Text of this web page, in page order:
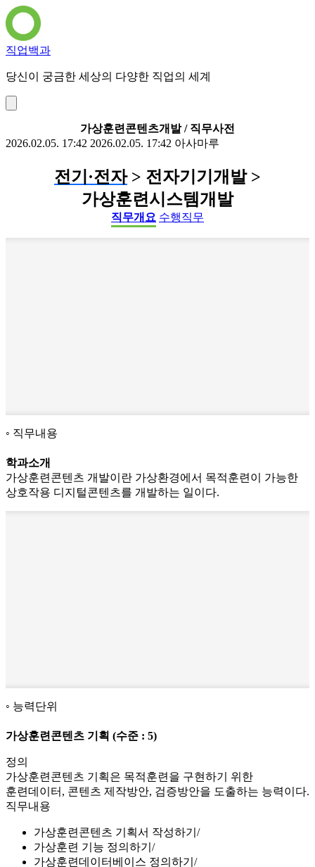
직업백과
당신이 궁금한 세상의 다양한 직업의 세계
가상훈련콘텐츠개발 / 직무사전
2026.02.05. 17:42 2026.02.05. 17:42 아사마루
전기·전자> 전자기기개발 >
가상훈련시스템개발
직무개요 수행직무
직무내용
학과소개
가상훈련콘텐츠 개발이란 가상환경에서 목적훈련이 가능한
상호작용 디지털콘텐츠를 개발하는 일이다.
능력단위
가상훈련콘텐츠 기획 (수준 : 5)
정의
가상훈련콘텐츠 기획은 목적훈련을 구현하기 위한
훈련데이터, 콘텐츠 제작방안, 검증방안을 도출하는 능력이다.
직무내용
가상훈련콘텐츠 기획서 작성하기
가상훈련 기능 정의하기
가상훈련데이터베이스 정의하기